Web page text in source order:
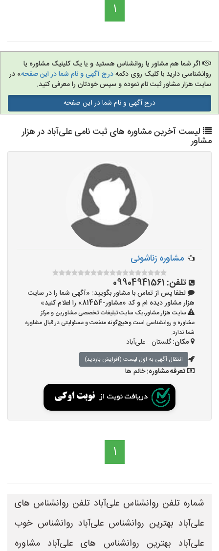
1
اگر شما هم مشاور یا روانشناس هستید و یا یک کلینیک مشاوره یا
روانشناسی دارید با کلیک روی دکمهدرج آگهی و نام شما در این صفحه» در
سایت هزار مشاور ثبت نام نموده و سپس خودتان را معرفی کنید.
درج آگهی و نام شما در این صفحه
لیست آخرین مشاوره های ثبت نامی علی‌آباد در هزار
مشاور
مشاوره زناشوئی
تلفن: 09904941561
لطفا پس از تماس با مشاور بگویید: «آگهی شما را در سایت
هزار مشاور دیده ام و کد «مشاور-81454» را اعلام کنید»
سایت هزار مشاور،یک سایت تبلیغات تخصصی مشاورین و مرکز
مشاوره و روانشناسی است وهیچ‌گونه منفعت و مسئولیتی در قبال مشاوره
شما ندارد.
مکان:گلستان - علی‌آباد
انتقال آگهی به اول لیست (افزایش بازدید)
تعرفه مشاوره:خانم ها
1
شماره تلفن روانشناس علی‌آباد تلفن روانشناس های
علی‌آباد بهترین روانشناس علی‌آباد روانشناس خوب
علی‌آباد بهترین روانشناس های علی‌آباد مشاوره